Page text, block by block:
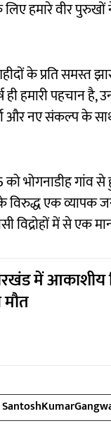
हमारे वीर
के प्रति समस्त
हमारी पहचान है,
और नए संकल्प के
भोगनाडीह गांव से
विरुद्ध एक व्यापक
में से एक
में आकाशीय